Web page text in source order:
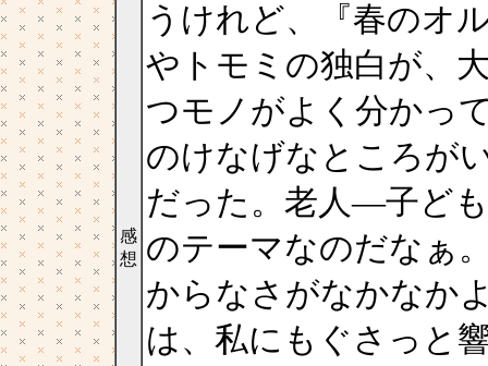
感
想
うけれど、『春のオ
やトモミの独白が、
つモノがよく分かっ
のけなげなところが
だった。老人―子ど
のテーマなのだなぁ
からなさがなかなか
は、私にもぐさっと